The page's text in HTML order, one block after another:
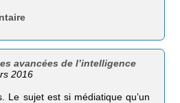
avancées de l’intelligence
2016
Le sujet est si médiatique qu’un